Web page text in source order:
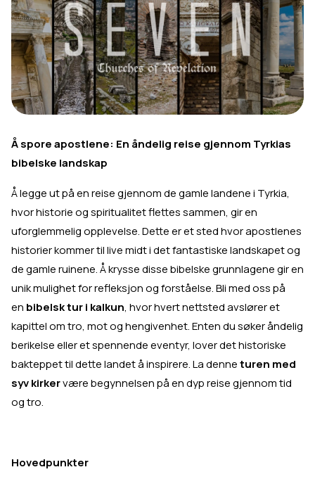
Å spore apostlene: En åndelig reise gjennom Tyrkias
bibelske landskap
Å legge ut på en reise gjennom de gamle landene i Tyrkia,
hvor historie og spiritualitet flettes sammen, gir en
uforglemmelig opplevelse. Dette er et sted hvor apostlenes
historier kommer til live midt i det fantastiske landskapet og
de gamle ruinene. Å krysse disse bibelske grunnlagene gir en
unik mulighet for refleksjon og forståelse. Bli med oss på
en bibelsk tur i kalkun, hvor hvert nettsted avslører et
kapittel om tro, mot og hengivenhet. Enten du søker åndelig
berikelse eller et spennende eventyr, lover det historiske
bakteppet til dette landet å inspirere. La denneturen med
syv kirkervære begynnelsen på en dyp reise gjennom tid
og tro.
Hovedpunkter